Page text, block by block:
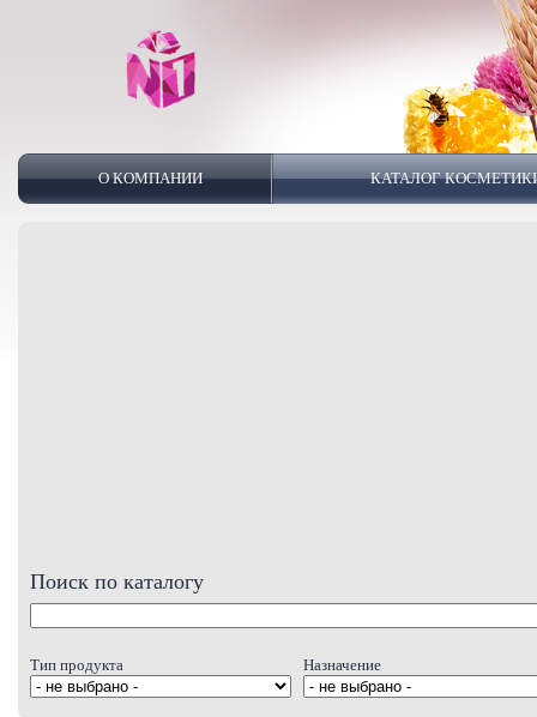
О КОМПАНИИ КАТАЛОГ
Поиск по каталогу
Тип продукта Назначение